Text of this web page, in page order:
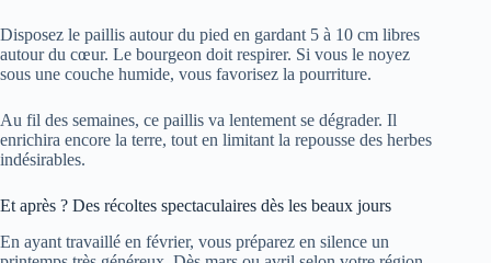
Disposez le paillis autour du pied en gardant 5 à 10 cm libres
autour du cœur. Le bourgeon doit respirer. Si vous le noyez
sous une couche humide, vous favorisez la pourriture.
Au fil des semaines, ce paillis va lentement se dégrader. Il
enrichira encore la terre, tout en limitant la repousse des herbes
indésirables.
Et après ? Des récoltes spectaculaires dès les beaux jours
En ayant travaillé en février, vous préparez en silence un